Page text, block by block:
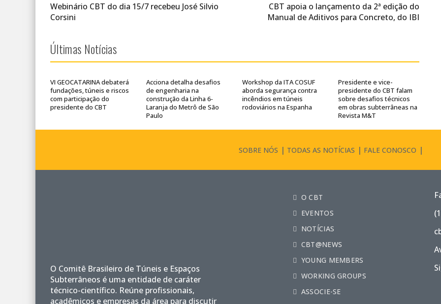
Webinário CBT do dia 15/7 recebeu José Silvio
Corsini
CBT apoia o lançamento da 2ª edição do
Manual de Aditivos para Concreto, do IBI
Últimas Notícias
VI GEOCATARINA debaterá
fundações, túneis e riscos
com participação do
presidente do CBT
Acciona detalha desafios
de engenharia na
construção da Linha 6-
Laranja do Metrô de São
Paulo
Workshop da ITA COSUF
aborda segurança contra
incêndios em túneis
rodoviários na Espanha
Presidente e vice-
presidente do CBT falam
sobre desafios técnicos
em obras subterrâneas na
Revista M&T
SOBRE NÓS TODAS AS NOTÍCIAS FALE CONOSCO
O Comitê Brasileiro de Túneis e Espaços
Subterrâneos é uma entidade de caráter
técnico-científico. Reúne profissionais,
acadêmicos e empresas da área para discutir
O CBT
EVENTOS
NOTÍCIAS
CBT@NEWS
YOUNG MEMBERS
WORKING GROUPS
ASSOCIE-SE